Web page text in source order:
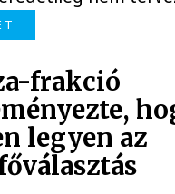
frakció
legyen az